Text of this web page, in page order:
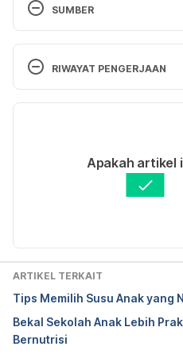
SUMBER
utrition, N. (2020).
nutrition: MedlinePlus
Retrieved 24 February
Retrieved 24 February
https://
lifestyle/childrens-health/
Swallowing Disorders.
February 2020, from
allowing-disorders
Weaning from the Bottle.
RIWAYAT PENGERJAAN
Ditulis oleh Riska
Ditinjau secara medis oleh
Diperbarui oleh: Luthfiya
Apakah artikel
ARTIKEL TERKAIT
Tips Memilih Susu Anak yang
Bekal Sekolah Anak Lebih
Bernutrisi